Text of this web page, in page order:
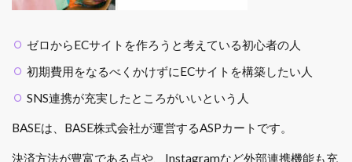
ゼロからECサイトを作ろうと考えている初心者の人
初期費用をなるべくかけずにECサイトを構築したい人
SNS連携が充実したところがいいという人
BASEは、BASE株式会社が運営するASPカートです。
決済方法が豊富である点や、Instagramなど外部連携機能も充